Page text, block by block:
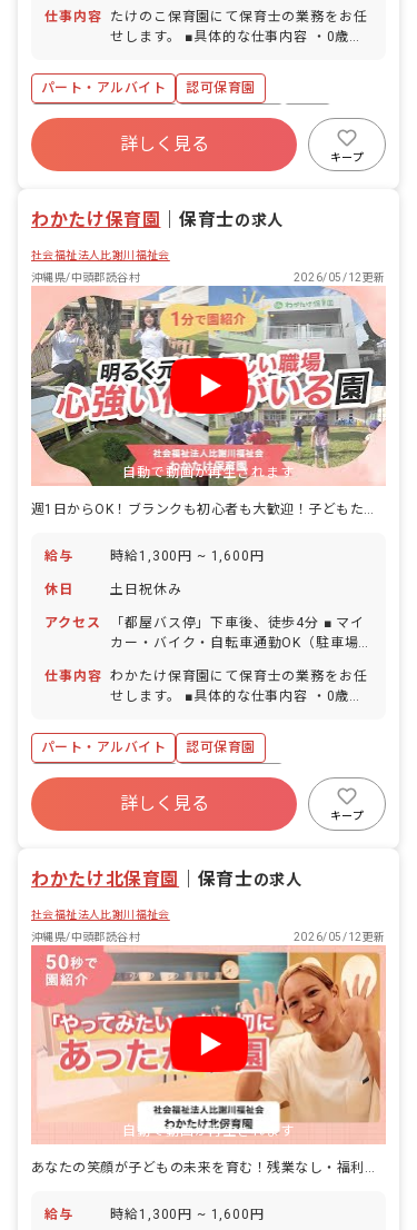
相談OK） ■慶弔休暇 ■産前産後・育児休
暇 ■介護・看護休暇 ■結婚休暇（本人の
行） ■出産休暇（妻の出産） ■忌引休暇
（近親者・親族） ■私傷病休暇 ■コロナ
暇 ■在宅勤務時の養育・介護可能措置 ※
お子様の体調不良や行事による遅刻・早
退・欠勤の相談も可
仕事内容
たけのこ保育園にて保育士の業務をお任
せします。 ■具体的な仕事内容 ・0歳～5
保育見守り・食事・お昼寝見守りなど）
パート・アルバイト
認可保育園
ボーナス・賞与あり
社会保険完備
有給
福利厚生充実
退職金制度
残業少なめ
詳しく見る
キープ
わかたけ保育園 ｜保育士の求人
社会福祉法人比謝川福祉会
沖縄県/中頭郡読谷村
2026/05/12更新
自動で動画が再生されます
給与 時給1,300円 ~ 1,600円
休日 土日祝休み
アクセス
「都屋バス停」下車後、徒歩4分 ■ マイ
カー・バイク・自転車通勤OK（駐車場
仕事内容 わかたけ保育園にて保育士の業務をお任
せします。 ■具体的な仕事内容 ・0歳～2
保育見守り・食事・お昼寝見守り・お掃
除など） ※基本的に同じクラスに配属さ
れます
パート・アルバイト
認可保育園
ボーナス・賞与あり
社会保険完備
有給
福利厚生充実
詳しく見る
キープ
わかたけ北保育園 保育士の求人
社会福祉法人比謝川福祉会
沖縄県/中頭郡読谷村
2026/05/12更新
自動で動画が再生されます
あなたの笑顔が子どもの未来を育む！残業なし・福利厚生充実の保育園
給与 時給1,300円 ~ 1,600円